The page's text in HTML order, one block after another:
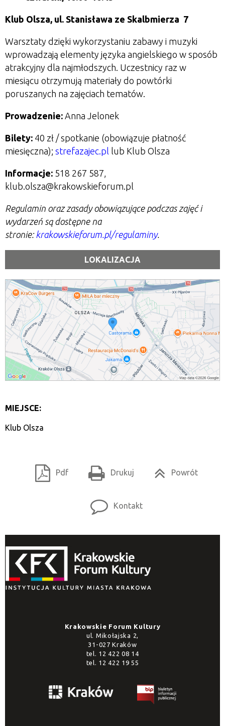
Klub Olsza, ul. Stanisława ze Skalbmierza 7
Warsztaty dzięki wykorzystaniu zabawy i muzyki
wprowadzają elementy języka angielskiego w sposób
atrakcyjny dla najmłodszych. Uczestnicy raz w
miesiącu otrzymują materiały do powtórki
poruszanych na zajęciach tematów.
Prowadzenie: Anna Jelonek
Bilety: 40 zł / spotkanie (obowiązuje płatność
miesięczna); strefazajec.pl lub Klub Olsza
Informacje: 518 267 587,
klub.olsza@krakowskieforum.pl
Regulamin oraz zasady obowiązujące podczas zajęć i
wydarzeń są dostępne na
stronie: krakowskieforum.pl/regulaminy.
LOKALIZACJA
MIEJSCE:
Klub Olsza
Pdf Drukuj Powrót
Kontakt
Krakowskie Forum Kultury
ul. Mikołajska 2,
31-027 Kraków
tel. 12 422 08 14
tel. 12 422 19 55